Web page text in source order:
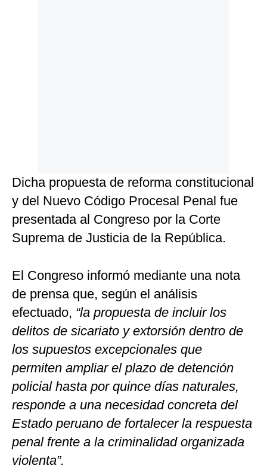
Dicha propuesta de reforma constitucional
y del Nuevo Código Procesal Penal fue
presentada al Congreso por la Corte
Suprema de Justicia de la República.
El Congreso informó mediante una nota
de prensa que, según el análisis
efectuado, “la propuesta de incluir los
delitos de sicariato y extorsión dentro de
los supuestos excepcionales que
permiten ampliar el plazo de detención
policial hasta por quince días naturales,
responde a una necesidad concreta del
Estado peruano de fortalecer la respuesta
penal frente a la criminalidad organizada
violenta”.